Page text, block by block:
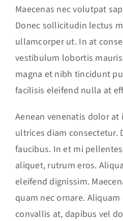
Maecenas nec volutpat
Donec sollicitudin lectus
ullamcorper ut. In at
vestibulum lobortis
magna et nibh tincidunt
facilisis eleifend nulla at
Aenean venenatis dolor
ultrices diam consectetur.
faucibus. In et mi
aliquet, rutrum eros.
eleifend dignissim.
quam nec ornare.
convallis at, dapibus vel